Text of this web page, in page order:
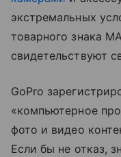
экстремальных
товарного знака
свидетельствуют
GoPro
«компьютерное
фото и видео
Если бы не отказ,